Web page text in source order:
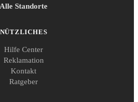
Alle Standorte
NÜTZLICHES
Hilfe Center
Reklamation
Kontakt
Ratgeber